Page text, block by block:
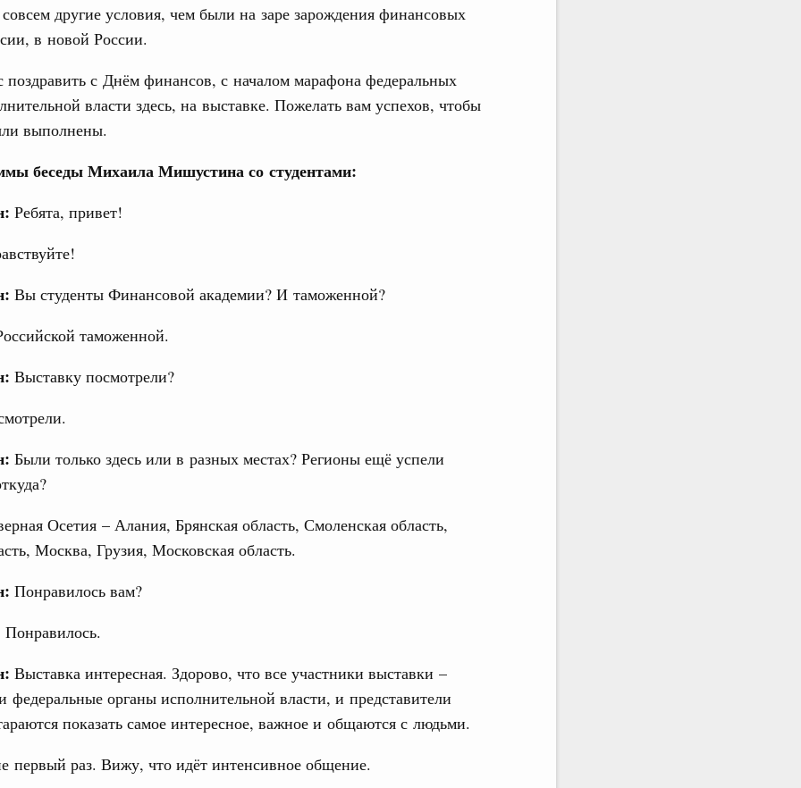
другие условия, чем были на заре зарождения финансовых
в новой России.
поздравить с Днём финансов, с началом марафона федеральных
власти здесь, на выставке. Пожелать вам успехов, чтобы
выполнены.
беседы Михаила Мишустина со студентами:
Ребята, привет!
Вы студенты Финансовой академии? И таможенной?
таможенной.
Выставку посмотрели?
Были только здесь или в разных местах? Регионы ещё успели
Осетия – Алания, Брянская область, Смоленская область,
Москва, Грузия, Московская область.
Понравилось вам?
Выставка интересная. Здорово, что все участники выставки –
органы исполнительной власти, и представители
показать самое интересное, важное и общаются с людьми.
первый раз. Вижу, что идёт интенсивное общение.
еще